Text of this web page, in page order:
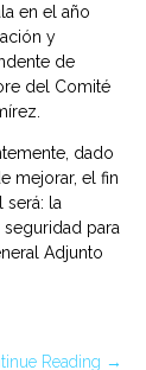
en el año
y
de
del Comité
dado
mejorar, el fin
la
para
Adjunto
Reading →